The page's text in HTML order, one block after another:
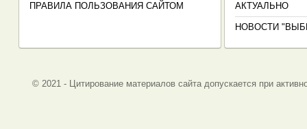
ПРАВИЛА ПОЛЬЗОВАНИЯ САЙТОМ АКТУАЛЬНО
НОВОСТИ
© 2021 - Цитирование материалов сайта допускается при